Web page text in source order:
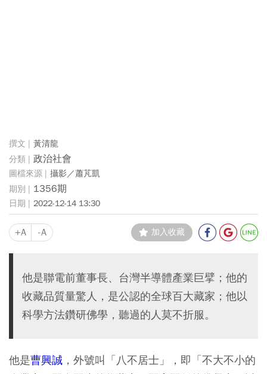
黃清龍
政治社會
攝影／蕭芃凱
1356期
2022-12-14 13:30
+A -A 加入收藏
他是聯電前董事長、台灣半導體產業巨擘；他的
收藏品質量驚人，是公認的全球百大藏家；他以
科學方法鑽研佛學，聽過的人莫不折服。
他是曹興誠 ，外號叫「八不居士」，即「不大不小的